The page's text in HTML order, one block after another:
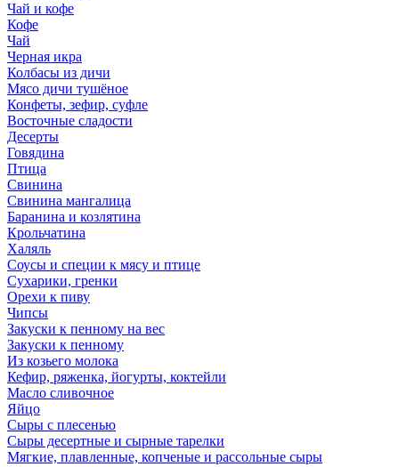
Чай и кофе
Кофе
Чай
Черная икра
Колбасы из дичи
Мясо дичи тушёное
Конфеты, зефир, суфле
Восточные сладости
Десерты
Говядина
Птица
Свинина
Свинина мангалица
Баранина и козлятина
Крольчатина
Халяль
Соусы и специи к мясу и птице
Сухарики, гренки
Орехи к пиву
Чипсы
Закуски к пенному на вес
Закуски к пенному
Из козьего молока
Кефир, ряженка, йогурты, коктейли
Масло сливочное
Яйцо
Сыры с плесенью
Сыры десертные и сырные тарелки
Мягкие, плавленные, копченые и рассольные сыры